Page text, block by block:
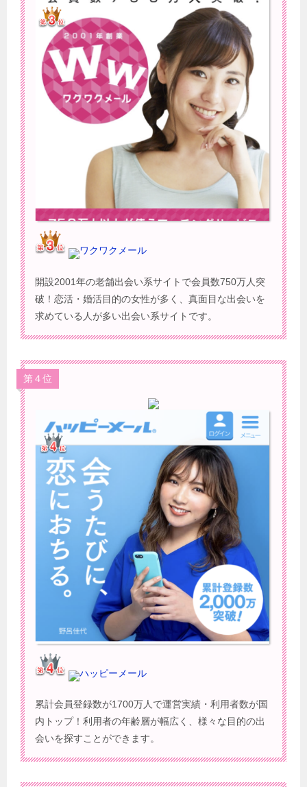
ワクワクメール
開設2001年の老舗出会い系サイトで会員数750万人突
破！恋活・婚活目的の女性が多く、真面目な出会いを
求めている人が多い出会い系サイトです。
第４位
ハッピーメール
累計会員登録数が1700万人で運営実績・利用者数が国
内トップ！利用者の年齢層が幅広く、様々な目的の出
会いを探すことができます。